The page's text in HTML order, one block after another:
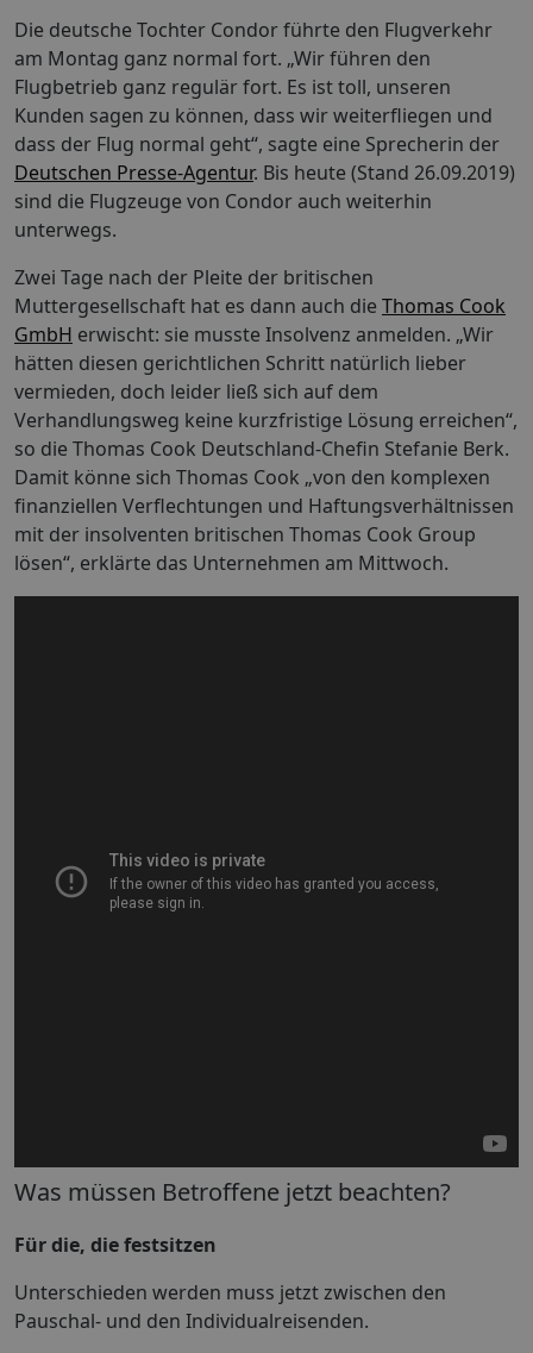
Die deutsche Tochter Condor führte den Flugverkehr
am Montag ganz normal fort. „Wir führen den
Flugbetrieb ganz regulär fort. Es ist toll, unseren
Kunden sagen zu können, dass wir weiterfliegen und
dass der Flug normal geht“, sagte eine Sprecherin der
Deutschen Presse-Agentur. Bis heute (Stand 26.09.2019)
sind die Flugzeuge von Condor auch weiterhin
unterwegs.
Zwei Tage nach der Pleite der britischen
Muttergesellschaft hat es dann auch die Thomas Cook
GmbH erwischt: sie musste Insolvenz anmelden. „Wir
hätten diesen gerichtlichen Schritt natürlich lieber
vermieden, doch leider ließ sich auf dem
Verhandlungsweg keine kurzfristige Lösung erreichen“,
so die Thomas Cook Deutschland-Chefin Stefanie Berk.
Damit könne sich Thomas Cook „von den komplexen
finanziellen Verflechtungen und Haftungsverhältnissen
mit der insolventen britischen Thomas Cook Group
lösen“, erklärte das Unternehmen am Mittwoch.
Was müssen Betroffene jetzt beachten?
Für die, die festsitzen
Unterschieden werden muss jetzt zwischen den
Pauschal- und den Individualreisenden.